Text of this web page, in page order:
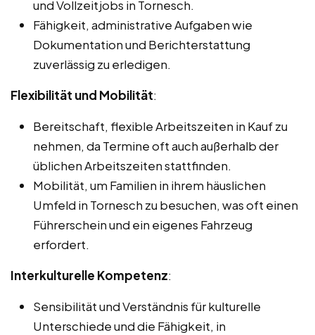
und Vollzeitjobs in Tornesch.
Fähigkeit, administrative Aufgaben wie
Dokumentation und Berichterstattung
zuverlässig zu erledigen.
Flexibilität und Mobilität:
Bereitschaft, flexible Arbeitszeiten in Kauf zu
nehmen, da Termine oft auch außerhalb der
üblichen Arbeitszeiten stattfinden.
Mobilität, um Familien in ihrem häuslichen
Umfeld in Tornesch zu besuchen, was oft einen
Führerschein und ein eigenes Fahrzeug
erfordert.
Interkulturelle Kompetenz:
Sensibilität und Verständnis für kulturelle
Unterschiede und die Fähigkeit, in